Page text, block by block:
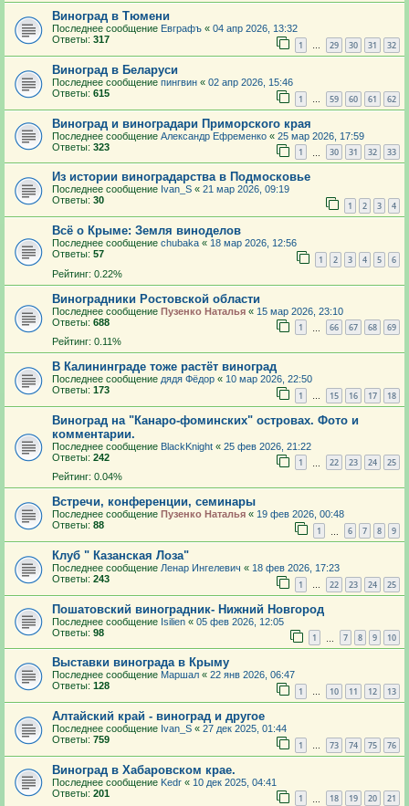
Виноград в Тюмени
Последнее сообщение Евграфъ « 04 апр 2026, 13:32
Ответы: 317 1 … 29 30 31 32
Виноград в Беларуси
Последнее сообщение пингвин « 02 апр 2026, 15:46
Ответы: 615 1 … 59 60 61 62
Виноград и виноградари Приморского края
Последнее сообщение Александр Ефременко « 25 мар 2026, 17:59
Ответы: 323 1 30 31 32 33
Из истории виноградарства в Подмосковье
Последнее сообщение Ivan_S « 21 мар 2026, 09:19
Ответы: 30 1 2 3 4
Всё о Крыме: Земля виноделов
Последнее сообщение chubaka « 18 мар 2026, 12:56
Ответы: 57 1 2 3 4 5 6
Рейтинг: 0.22%
Виноградники Ростовской области
Последнее сообщение Пузенко Наталья « 15 мар 2026, 23:10
Ответы: 688 1 66 67 68 69
Рейтинг: 0.11%
В Калининграде тоже растёт виноград
Последнее сообщение дядя Фёдор « 10 мар 2026, 22:50
Ответы: 173 1 … 15 16 17 18
Виноград на "Канаро-фоминских" островах. Фото и
комментарии.
Последнее сообщение BlackKnight « 25 фев 2026, 21:22
Ответы: 242 1 22 23 24 25
Рейтинг: 0.04%
Встречи, конференции, семинары
Последнее сообщение Пузенко Наталья « 19 фев 2026, 00:48
Ответы: 88 1 6 7 8 9
Клуб " Казанская Лоза"
Последнее сообщение Ленар Ингелевич « 18 фев 2026, 17:23
Ответы: 243 1 … 22 23 24 25
Пошатовский виноградник- Нижний Новгород
Последнее сообщение Isilien « 05 фев 2026, 12:05
Ответы: 98 1 7 8 9 10
Выставки винограда в Крыму
Последнее сообщение Маршал « 22 янв 2026, 06:47
Ответы: 128 1 … 10 11 12 13
Алтайский край - виноград и другое
Последнее сообщение Ivan_S « 27 дек 2025, 01:44
Ответы: 759 1 … 73 74 75 76
Виноград в Хабаровском крае.
Последнее сообщение Kedr « 10 дек 2025, 04:41
Ответы: 201 1 18 19 20 21